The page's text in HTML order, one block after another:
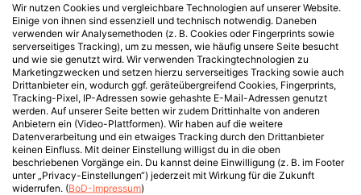
Wir nutzen Cookies und vergleichbare Technologien auf unserer Website.
Einige von ihnen sind essenziell und technisch notwendig. Daneben
verwenden wir Analysemethoden (z. B. Cookies oder Fingerprints sowie
serverseitiges Tracking), um zu messen, wie häufig unsere Seite besucht
und wie sie genutzt wird. Wir verwenden Trackingtechnologien zu
Marketingzwecken und setzen hierzu serverseitiges Tracking sowie auch
Drittanbieter ein, wodurch ggf. geräteübergreifend Cookies, Fingerprints,
Tracking-Pixel, IP-Adressen sowie gehashte E-Mail-Adressen genutzt
werden. Auf unserer Seite betten wir zudem Drittinhalte von anderen
Anbietern ein (Video-Plattformen). Wir haben auf die weitere
Datenverarbeitung und ein etwaiges Tracking durch den Drittanbieter
keinen Einfluss. Mit deiner Einstellung willigst du in die oben
beschriebenen Vorgänge ein. Du kannst deine Einwilligung (z. B. im Footer
unter „Privacy-Einstellungen“) jederzeit mit Wirkung für die Zukunft
widerrufen. (BoD-Impressum)